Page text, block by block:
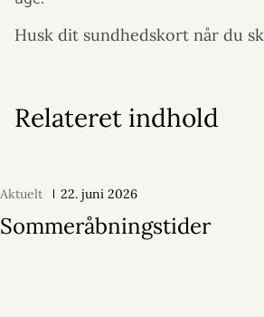
Husk dit sundhedskort når du
Relateret indhold
Aktuelt 22. juni 2026
Sommeråbningstider